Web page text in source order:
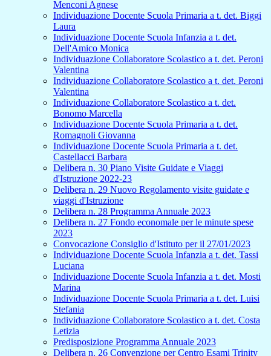
Menconi Agnese
Individuazione Docente Scuola Primaria a t. det. Biggi
Laura
Individuazione Docente Scuola Infanzia a t. det.
Dell'Amico Monica
Individuazione Collaboratore Scolastico a t. det. Peroni
Valentina
Individuazione Collaboratore Scolastico a t. det. Peroni
Valentina
Individuazione Collaboratore Scolastico a t. det.
Bonomo Marcella
Individuazione Docente Scuola Primaria a t. det.
Romagnoli Giovanna
Individuazione Docente Scuola Primaria a t. det.
Castellacci Barbara
Delibera n. 30 Piano Visite Guidate e Viaggi
d'Istruzione 2022-23
Delibera n. 29 Nuovo Regolamento visite guidate e
viaggi d'Istruzione
Delibera n. 28 Programma Annuale 2023
Delibera n. 27 Fondo economale per le minute spese
2023
Convocazione Consiglio d'Istituto per il 27/01/2023
Individuazione Docente Scuola Infanzia a t. det. Tassi
Luciana
Individuazione Docente Scuola Infanzia a t. det. Mosti
Marina
Individuazione Docente Scuola Primaria a t. det. Luisi
Stefania
Individuazione Collaboratore Scolastico a t. det. Costa
Letizia
Predisposizione Programma Annuale 2023
Delibera n. 26 Convenzione per Centro Esami Trinity